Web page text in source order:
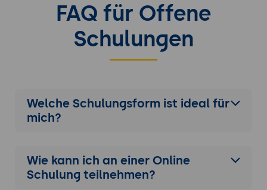
FAQ für Offene
Schulungen
Welche Schulungsform ist ideal für
mich?
Wie kann ich an einer Online
Schulung teilnehmen?